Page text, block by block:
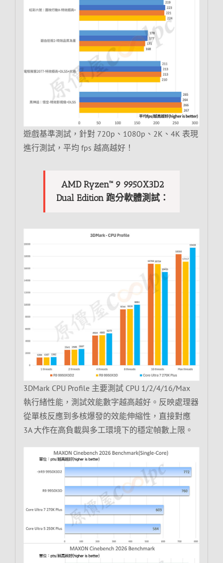
遊戲基準測試，針對 720p、1080p、2K、4K 表現
進行測試，平均 fps 越高越好！
AMD Ryzen™ 9 9950X3D2
Dual Edition 跑分軟體測試：
3DMark CPU Profile 主要測試 CPU 1/2/4/16/Max
執行緒性能，測試效能數字越高越好。反映處理器
從單核反應到多核爆發的效能伸縮性，直接對應
3A 大作在高負載與多工環境下的穩定幀數上限。